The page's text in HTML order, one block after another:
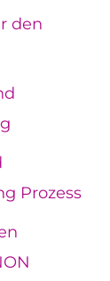
den
Prozess